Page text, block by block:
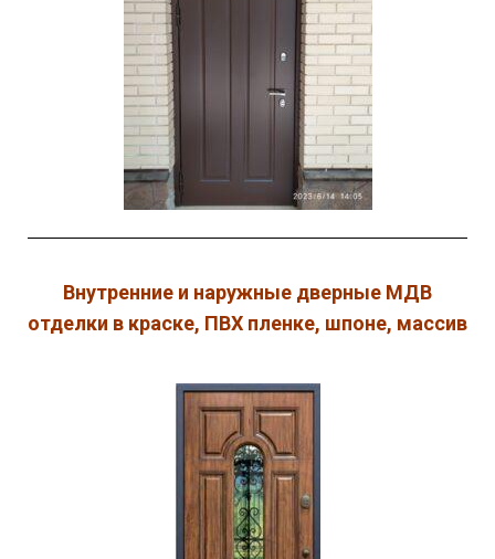
Внутренние и наружные дверные МДВ
отделки в краске, ПВХ пленке, шпоне, массив